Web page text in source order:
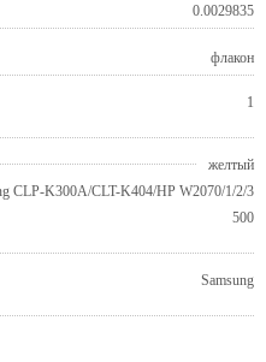
0.0029835
флакон
1
желтый
CLP-K300A/CLT-K404/HP W2070/1/2/3
500
Samsung